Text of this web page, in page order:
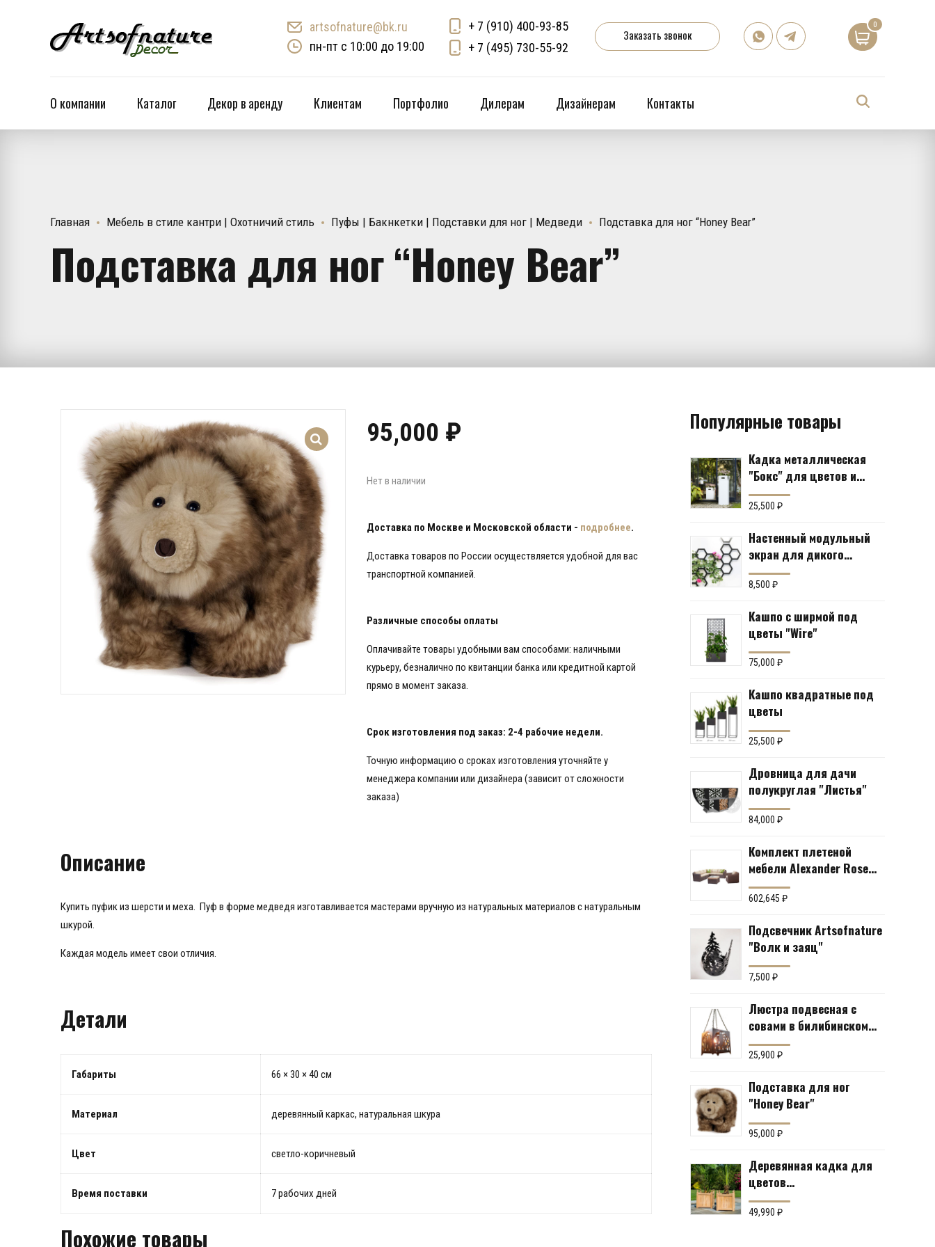
artsofnature@bk.ru
пн-пт с 10:00 до 19:00
+ 7 (910) 400-93-85
+ 7 (495) 730-55-92
Заказать звонок
0
О компании Каталог Декор в аренду Клиентам Портфолио Дилерам Дизайнерам Контакты
Главная Мебель в стиле кантри | Охотничий стиль Пуфы | Бакнкетки | Подставки для ног | Медведи Подставка для ног “Honey Bear”
Подставка для ног “Honey Bear”
95,000 ₽
Нет в наличии
Доставка по Москве и Московской области - подробнее.
Доставка товаров по России осуществляется удобной для вас
транспортной компанией.
Различные способы оплаты
Оплачивайте товары удобными вам способами: наличными
курьеру, безналично по квитанции банка или кредитной картой
прямо в момент заказа.
Срок изготовления под заказ: 2-4 рабочие недели.
Точную информацию о сроках изготовления уточняйте у
менеджера компании или дизайнера (зависит от сложности
заказа)
Описание
Купить пуфик из шерсти и меха. Пуф в форме медведя изготавливается мастерами вручную из натуральных материалов с натуральным
шкурой.
Каждая модель имеет свои отличия.
Детали
Габариты 66 × 30 × 40 см
Материал деревянный каркас, натуральная шкура
Цвет светло-коричневый
Время поставки 7 рабочих дней
Похожие товары
Популярные товары
Кадка металлическая
"Бокс" для цветов и
кустов (6 вариантов)
25,500 ₽
Настенный модульный
экран для дикого
винограда "Коллекция
Соты"
8,500 ₽
Кашпо с ширмой под
цветы "Wire"
75,000 ₽
Кашпо квадратные под
цветы
25,500 ₽
Дровница для дачи
полукруглая "Листья"
84,000 ₽
Комплект плетеной
мебели Alexander Rose
№43 (мебельная группа
для гостиной или
602,645 ₽
Подсвечник Artsofnature
"Волк и заяц"
7,500 ₽
Люстра подвесная с
совами в билибинском
стиле
25,900 ₽
Подставка для ног
"Honey Bear"
95,000 ₽
Деревянная кадка для
цветов
«Южноамериканский
тик» Производство:
49,990 ₽